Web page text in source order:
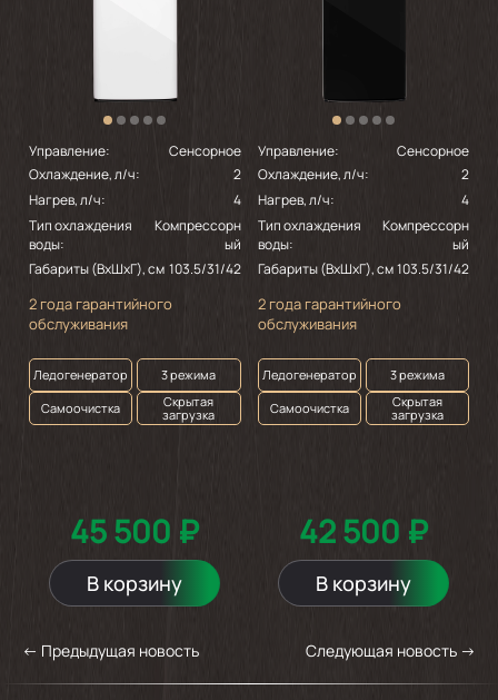
Управление:
Сенсорное
Охлаждение, л/ч:
2
Нагрев, л/ч:
4
Тип охлаждения
воды:
Компрессорн
ый
Габариты (ВхШхГ), см 103.5/31/42
2 года гарантийного
обслуживания
Ледогенератор
3 режима
Самоочистка
Скрытая
загрузка
45 500 ₽
В корзину
Управление:
Сенсорное
Охлаждение, л/ч:
2
Нагрев, л/ч:
4
Тип охлаждения
воды:
Компрессорн
ый
Габариты (ВхШхГ), см 103.5/31/42
2 года гарантийного
обслуживания
Ледогенератор
3 режима
Самоочистка
Скрытая
загрузка
42 500 ₽
В корзину
← Предыдущая новость Следующая новость →